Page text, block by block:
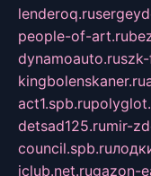
lenderoq.ru
people-of-art.ru
dynamoauto.ru
kingbolenskaner.ru
act1.spb.ru
detsad125.rumir-
council.spb.ru
iclub.net.rugazon-